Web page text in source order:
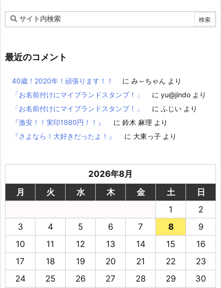
最近のコメント
40歳！2020年！頑張ります！！ に み～ちゃん より
「お名前付けにマイブランドスタンプ！」
に yu@jindo より
「お名前付けにマイブランドスタンプ！」
に ふじい より
『激安！！実印1980円！！』
に 鈴木 麻理 より
『さよなら！大好きだったよ！』
に 大東っ子 より
2026年8月
月
火 水 木 金 土
日
1
2
3
4 5 6 7 8
9
10
11 12 13 14 15
16
17
18 19 20 21 22
23
24
25 26 27 28 29 30